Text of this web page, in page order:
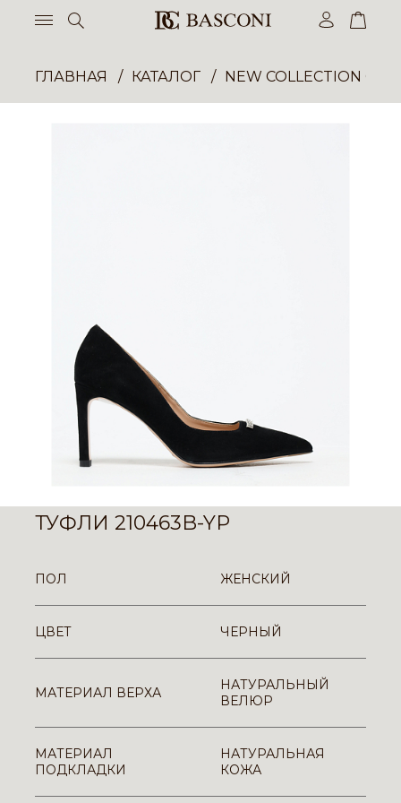
ГЛАВНАЯ КАТАЛОГ NEW COLLECTION
ТУФЛИ 210463B-YP
ПОЛ ЖЕНСКИЙ
ЦВЕТ ЧЕРНЫЙ
МАТЕРИАЛ ВЕРХА
НАТУРАЛЬНЫЙ
ВЕЛЮР
МАТЕРИАЛ
ПОДКЛАДКИ
НАТУРАЛЬНАЯ
КОЖА